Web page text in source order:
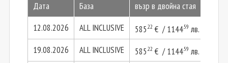
Дата
База възр в двойна стая
12.08.2026
ALL INCLUSIVE 585.22 € / 1144.59 лв.
19.08.2026 ALL INCLUSIVE 585.22 € / 1144.59 лв.